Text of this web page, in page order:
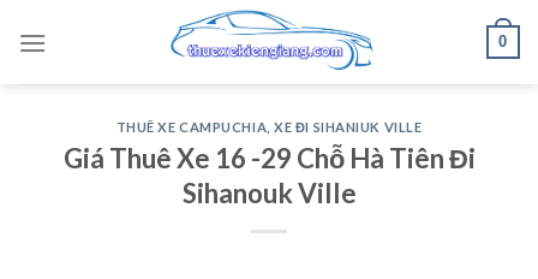
0
THUÊ XE CAMPUCHIA ,XE ĐI SIHANIUK VILLE
Giá Thuê Xe 16 -29 Chỗ Hà Tiên Đi
Sihanouk Ville